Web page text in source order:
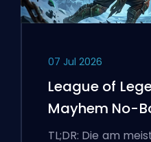
07 Jul 2026
League of
Mayhem No-
TL;DR: Die am